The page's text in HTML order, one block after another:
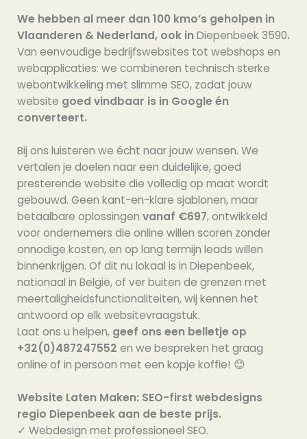
We hebben al meer dan 100 kmo’s geholpen in
Vlaanderen & Nederland, ook inDiepenbeek 3590.
Van eenvoudige bedrijfswebsites tot webshops en
webapplicaties: we combineren technisch sterke
webontwikkeling met slimme SEO, zodat jouw
website goed vindbaar is in Google én
converteert.
Bij ons luisteren we écht naar jouw wensen. We
vertalen je doelen naar een duidelijke, goed
presterende website die volledig op maat wordt
gebouwd. Geen kant-en-klare sjablonen, maar
betaalbare oplossingen vanaf €697, ontwikkeld
voor ondernemers die online willen scoren zonder
onnodige kosten, en op lang termijn leads willen
binnenkrijgen. Of dit nu lokaal is in Diepenbeek,
nationaal in België, of ver buiten de grenzen met
meertaligheidsfunctionaliteiten, wij kennen het
antwoord op elk websitevraagstuk.
Laat ons u helpen, geef ons een belletje op
+32(0)487247552 en we bespreken het graag
online of in persoon met een kopje koffie! 😊
Website Laten Maken: SEO-first webdesigns
regio Diepenbeek aan de beste prijs.
✓ Webdesign met professioneel SEO.